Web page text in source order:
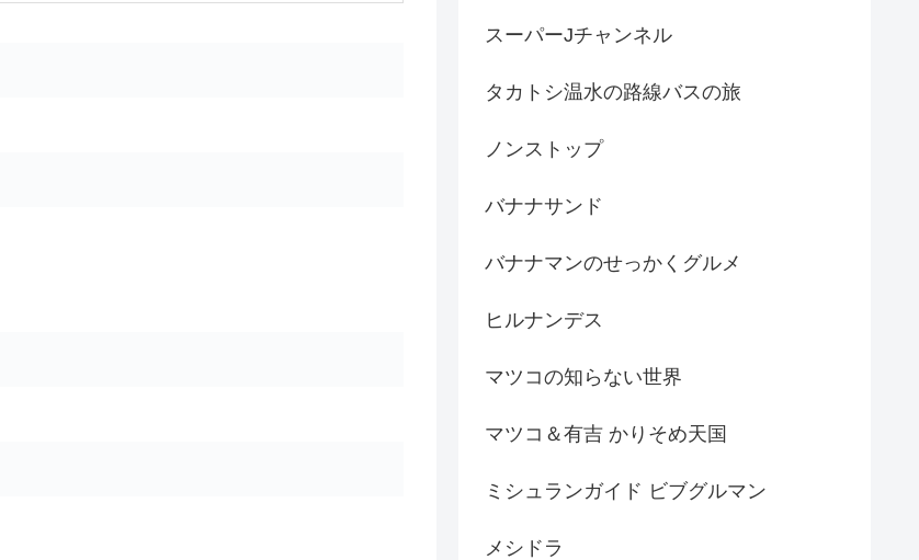
スーパーJチャンネル
タカトシ温水の路線バスの旅
ノンストップ
バナナサンド
バナナマンのせっかくグルメ
ヒルナンデス
マツコの知らない世界
マツコ＆有吉 かりそめ天国
ミシュランガイド ビブグルマン
メシドラ